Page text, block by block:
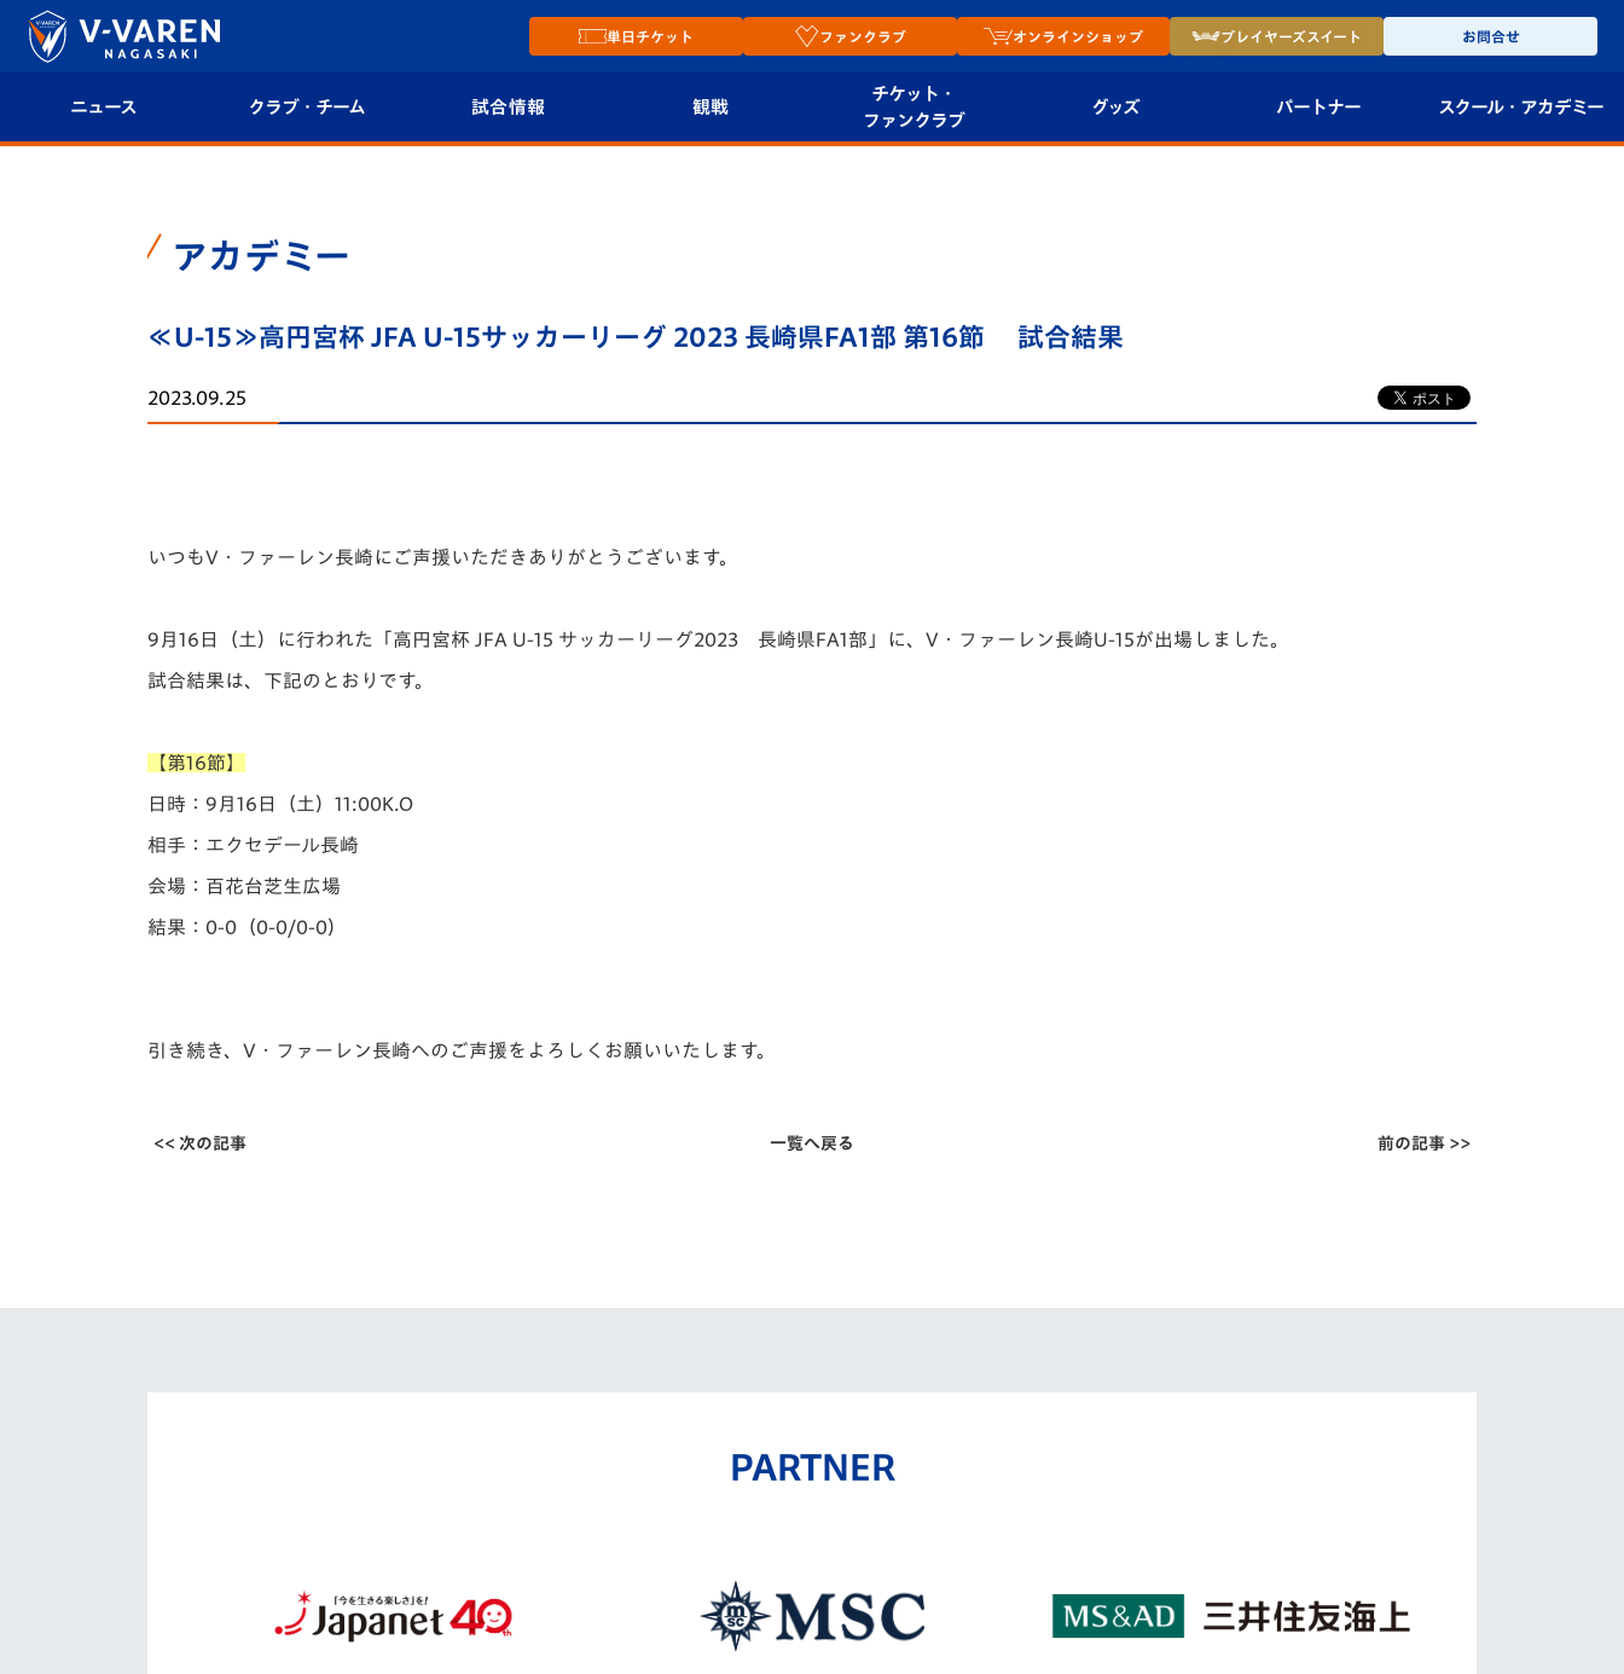
単日チケット ファンクラブ オンラインショップ プレイヤーズスイート お問合せ
ニュース クラブ・チーム
選手プロフィール
場）
応援メディア
平和祈念活動
ホームタウン活動
試合情報
フォトギャラリー
観戦
Revive Team
V-EXPRESS（ユニフ
チケット・
ファンクラブ
グッズ
店舗情報
パートナー スクール・ アカデミー
スクール
アカデミー
≪U-15≫高円宮杯 JFA U-15サッカーリーグ 2023 長崎県FA1部 第16節 試合結果
2023.09.25
いつもV・ファーレン長崎にご声援いただきありがとうございます。
9月16日（土）に行われた「️高円宮杯 JFA U-15 サッカーリーグ2023 長崎県FA1部」に、V・ファーレン長崎U-15が出場しました。
試合結果は、下記のとおりです。
【第16節】
日時：9月16日（土）11:00K.O
相手：エクセデール長崎
会場：百花台芝生広場
結果：0-0（0-0/0-0）
引き続き、V・ファーレン長崎へのご声援をよろしくお願いいたします。
<< 次の記事 一覧へ戻る 前の記事 >>
PARTNER